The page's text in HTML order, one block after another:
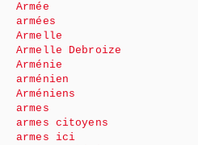
Armée
armées
Armelle
Armelle Debroize
Arménie
arménien
Arméniens
armes
armes citoyens
armes ici